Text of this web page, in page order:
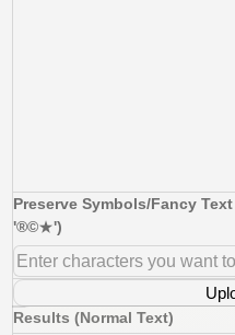
Preserve Symbols/Fancy
'®©★')
Results (Normal Text)